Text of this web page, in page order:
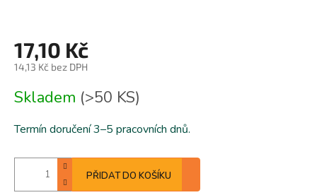
17,10 Kč
14,13 Kč bez DPH
cena:
Skladem (>50 KS)
Termín doručení 3–5 pracovních dnů.
PŘIDAT DO KOŠÍKU